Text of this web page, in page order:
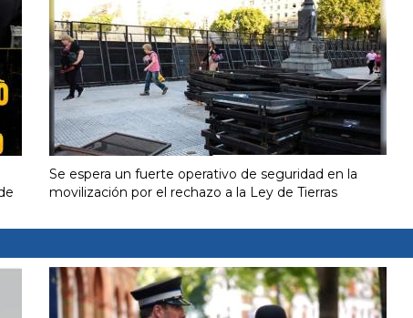
Se espera un fuerte operativo de seguridad en la
movilización por el rechazo a la Ley de Tierras